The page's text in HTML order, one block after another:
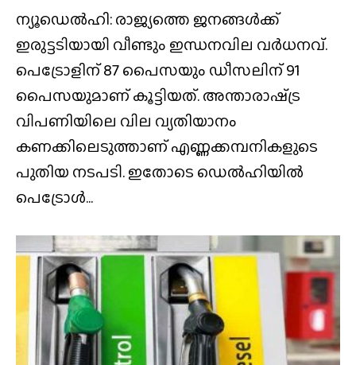
ന്യൂഡെൽഹി: രാജ്യത്തെ ജനങ്ങൾക്ക്
ഇരുട്ടടിയായി വീണ്ടും ഇന്ധനവില വർധനവ്.
പെട്രോളിന് 87 പൈസയും ഡീസലിന് 91
പൈസയുമാണ് കൂട്ടിയത്. അന്താരാഷ്‌ട്ര
വിപണിയിലെ വില വ്യതിയാനം
കണക്കിലെടുത്താണ് എണ്ണക്കമ്പനികളുടെ
പുതിയ നടപടി. ഇതോടെ ഡെൽഹിയിൽ
പെട്രോൾ...